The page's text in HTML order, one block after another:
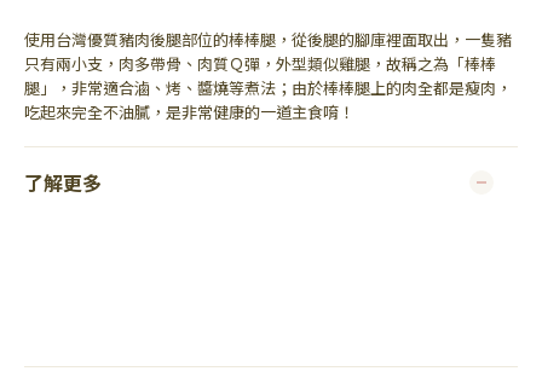
使用台灣優質豬肉後腿部位的棒棒腿，從後腿的腳庫裡面取出，一隻豬
只有兩小支，肉多帶骨、肉質Ｑ彈，外型類似雞腿，故稱之為「棒棒
腿」，非常適合滷、烤、醬燒等煮法；由於棒棒腿上的肉全都是瘦肉，
吃起來完全不油膩，是非常健康的一道主食唷！
了解更多